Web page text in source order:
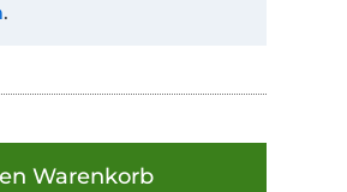
.
Warenkorb